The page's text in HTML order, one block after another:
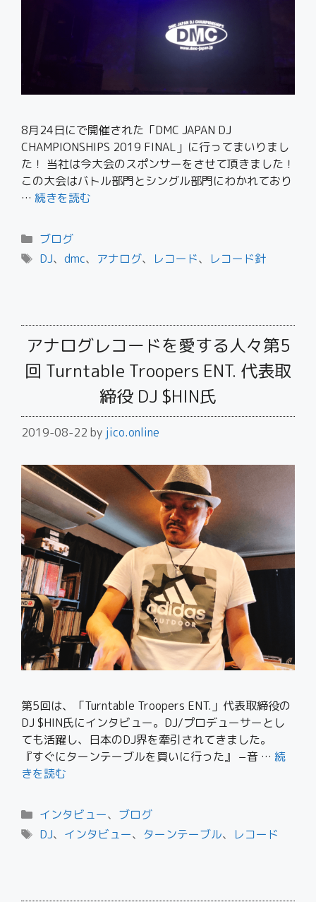
8月24日にで開催された「DMC JAPAN DJ
CHAMPIONSHIPS 2019 FINAL」に行ってまいりまし
た！ 当社は今大会のスポンサーをさせて頂きました！
この大会はバトル部門とシングル部門にわかれており
… 続きを読む
ブログ
DJ、 dmc、 アナログ、 レコード、 レコード針
アナログレコードを愛する人々第5
回 Turntable Troopers ENT. 代表取
締役 DJ $HIN氏
2019-08-22 by jico.online
第5回は、「Turntable Troopers ENT.」代表取締役の
DJ $HIN氏にインタビュー。DJ/プロデューサーとし
ても活躍し、日本のDJ界を牽引されてきました。
『すぐにターンテーブルを買いに行った』 −音 … 続
きを読む
インタビュー、 ブログ
DJ、 インタビュー、 ターンテーブル、 レコード